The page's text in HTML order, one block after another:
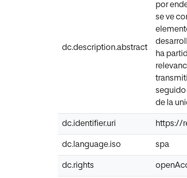
dc.description.abstract
por
se ve
ha
seguido
de la
dc.identifier.uri https://
dc.language.iso spa
dc.rights